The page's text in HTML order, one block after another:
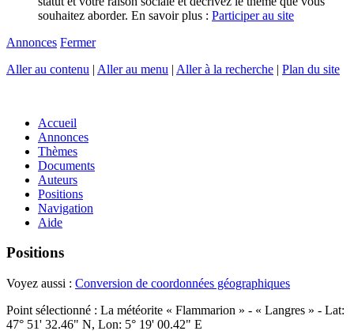
souhaitez aborder. En savoir plus : Participer au site
Annonces Fermer
Aller au contenu | Aller au menu | Aller à la recherche | Plan du site
Accueil
Annonces
Thèmes
Documents
Auteurs
Positions
Navigation
Aide
Positions
Voyez aussi : Conversion de coordonnées géographiques
Point sélectionné : La météorite « Flammarion » - « Langres » - Lat:
47° 51' 32.46" N, Lon: 5° 19' 00.42" E